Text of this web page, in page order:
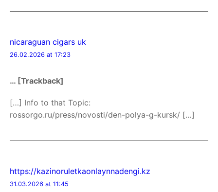
nicaraguan cigars uk
26.02.2026 at 17:23
… [Trackback]
[…] Info to that Topic:
rossorgo.ru/press/novosti/den-polya-g-kursk/ […]
https://kazinoruletkaonlaynnadengi.kz
31.03.2026 at 11:45